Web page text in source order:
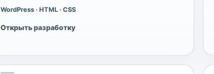
WordPress · HTML · CSS
Открыть разработку